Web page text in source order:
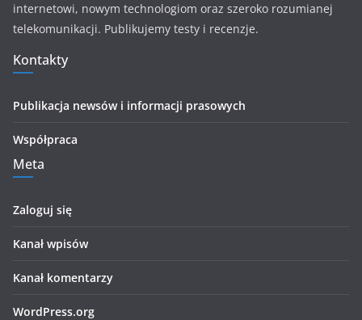
internetowi, nowym technologiom oraz szeroko rozumianej
telekomunikacji. Publikujemy testy i recenzje.
Kontakty
Publikacja newsów i informacji prasowych
Współpraca
Meta
Zaloguj się
Kanał wpisów
Kanał komentarzy
WordPress.org